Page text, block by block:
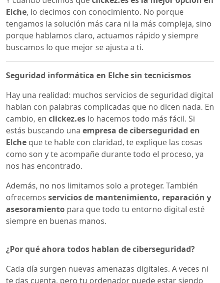
Elche, lo decimos con conocimiento. No porque
tengamos la solución más cara ni la más compleja, sino
porque hablamos claro, actuamos rápido y siempre
buscamos lo que mejor se ajusta a ti.
Seguridad informática en Elche sin tecnicismos
Hay una realidad: muchos servicios de seguridad digital
hablan con palabras complicadas que no dicen nada. En
cambio, en clickez.es lo hacemos todo más fácil. Si
estás buscando una empresa de ciberseguridad en
Elche que te hable con claridad, te explique las cosas
como son y te acompañe durante todo el proceso, ya
nos has encontrado.
Además, no nos limitamos solo a proteger. También
ofrecemos servicios de mantenimiento, reparación y
asesoramiento para que todo tu entorno digital esté
siempre en buenas manos.
¿Por qué ahora todos hablan de ciberseguridad?
Cada día surgen nuevas amenazas digitales. A veces ni
te das cuenta, pero tu ordenador puede estar siendo